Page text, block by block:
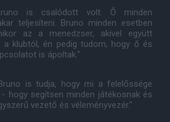
is csalódott volt. Ő minden
teljesíteni. Bruno minden esetben
az a menedzser, akivel együtt
klubtól, én pedig tudom, hogy ő és
is ápoltak."
is tudja, hogy mi a felelőssége
hogy segítsen minden játékosnak és
vezető és véleményvezér."